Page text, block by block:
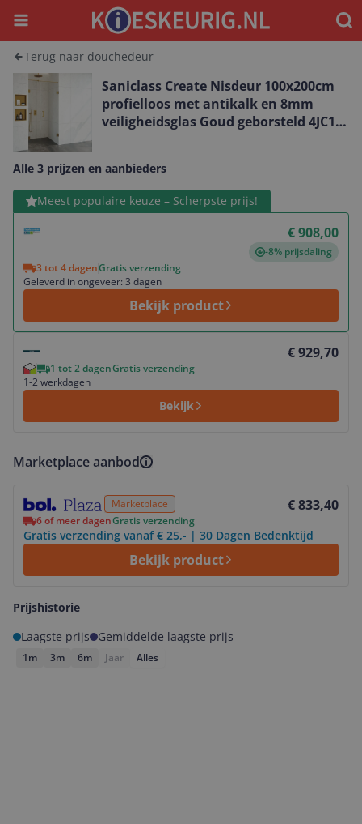
Menu
Terug naar douchedeur
Saniclass Create Nisdeur 100x200cm
profielloos met antikalk en 8mm
veiligheidsglas Goud geborsteld 4JC14-
Alle 3 prijzen en aanbieders
Meest populaire keuze – Scherpste prijs!
€ 908,00
-8% prijsdaling
3 tot 4 dagenGratis verzending
Geleverd in ongeveer: 3 dagen
Bekijk product
Bekijk product
€ 929,70
1 tot 2 dagenGratis verzending
1-2 werkdagen
Bekijk
Marketplace aanbod
Marketplace € 833,40
6 of meer dagenGratis verzending
Gratis verzending vanaf € 25,- | 30 Dagen Bedenktijd
Bekijk product
Prijshistorie
Laagste prijs
Gemiddelde laagste prijs
1m 3m 6m Jaar Alles